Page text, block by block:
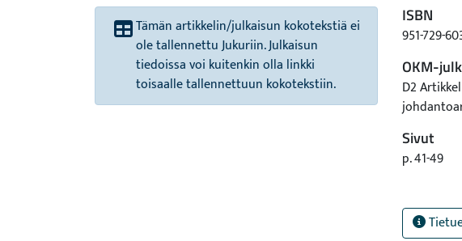
Tämän artikkelin/julkaisun kokotekstiä ei
ole tallennettu Jukuriin. Julkaisun
tiedoissa voi kuitenkin olla linkki
toisaalle tallennettuun kokotekstiin.
ISBN
951-729-
OKM-
D2
Sivut
p. 41-49